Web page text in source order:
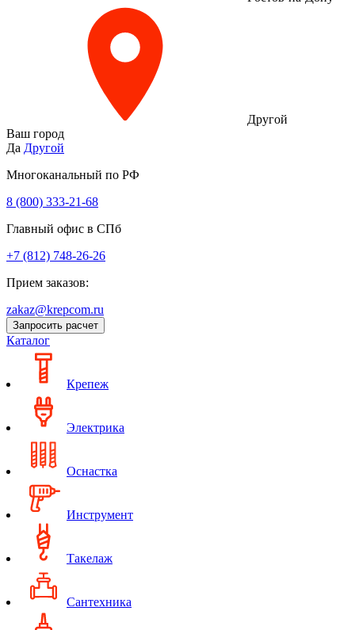
Другой
Ваш город
Да Другой
Многоканальный по РФ
8 (800) 333‑21-68
Главный офис в СПб
+7 (812) 748-26-26
Прием заказов:
zakaz@krepcom.ru
Запросить расчет
Каталог
Крепеж
Электрика
Оснастка
Инструмент
Такелаж
Сантехника